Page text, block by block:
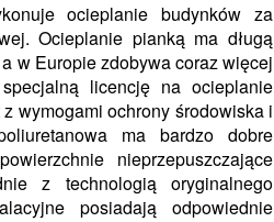
ocieplanie budynków za
Ocieplanie pianką ma długą
w Europie zdobywa coraz więcej
licencję na ocieplanie
wymogami ochrony środowiska i
ma bardzo dobre
nieprzepuszczające
z technologią oryginalnego
posiadają odpowiednie